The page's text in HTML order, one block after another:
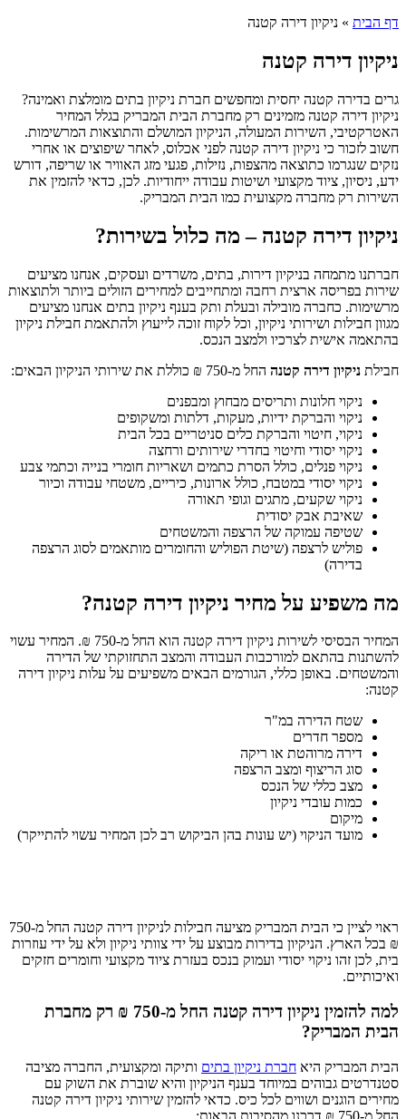
דף הבית » ניקיון דירה קטנה
ניקיון דירה קטנה
גרים בדירה קטנה יחסית ומחפשים חברת ניקיון בתים מומלצת ואמינה?
ניקיון דירה קטנה מזמינים רק מחברת הבית המבריק בגלל המחיר
האטרקטיבי, השירות המעולה, הניקיון המושלם והתוצאות המרשימות.
חשוב לזכור כי ניקיון דירה קטנה לפני אכלוס, לאחר שיפוצים או אחרי
נזקים שנגרמו כתוצאה מהצפות, נזילות, פגעי מזג האוויר או שריפה, דורש
ידע, ניסיון, ציוד מקצועי ושיטות עבודה ייחודיות. לכן, כדאי להזמין את
השירות רק מחברה מקצועית כמו הבית המבריק.
ניקיון דירה קטנה – מה כלול בשירות?
חברתנו מתמחה בניקיון דירות, בתים, משרדים ועסקים, אנחנו מציעים
שירות בפריסה ארצית רחבה ומתחייבים למחירים הזולים ביותר ולתוצאות
מרשימות. כחברה מובילה ובעלת ותק בענף ניקיון בתים אנחנו מציעים
מגוון חבילות ושירותי ניקיון, וכל לקוח זוכה לייעוץ ולהתאמת חבילת ניקיון
בהתאמה אישית לצרכיו ולמצב הנכס.
חבילת ניקיון דירה קטנה החל מ-750 ₪ כוללת את שירותי הניקיון הבאים:
ניקוי חלונות ותריסים מבחוץ ומבפנים
ניקוי והברקת ידיות, מעקות, דלתות ומשקופים
ניקוי, חיטוי והברקת כלים סניטריים בכל הבית
ניקוי יסודי וחיטוי בחדרי שירותים ורחצה
ניקוי פנלים, כולל הסרת כתמים ושאריות חומרי בנייה וכתמי צבע
ניקוי יסודי במטבח, כולל ארונות, כיריים, משטחי עבודה וכיור
ניקוי שקעים, מתגים וגופי תאורה
שאיבת אבק יסודית
שטיפה עמוקה של הרצפה והמשטחים
פוליש לרצפה (שיטת הפוליש והחומרים מותאמים לסוג הרצפה
בדירה)
מה משפיע על מחיר ניקיון דירה קטנה?
המחיר הבסיסי לשירות ניקיון דירה קטנה הוא החל מ-750 ₪. המחיר עשוי
להשתנות בהתאם למורכבות העבודה והמצב התחזוקתי של הדירה
והמשטחים. באופן כללי, הגורמים הבאים משפיעים על עלות ניקיון דירה
קטנה:
שטח הדירה במ"ר
מספר חדרים
דירה מרוהטת או ריקה
סוג הריצוף ומצב הרצפה
מצב כללי של הנכס
כמות עובדי ניקיון
מיקום
מועד הניקוי (יש עונות בהן הביקוש רב לכן המחיר עשוי להתייקר)
ראוי לציין כי הבית המבריק מציעה חבילות לניקיון דירה קטנה החל מ-750
₪ בכל הארץ. הניקיון בדירות מבוצע על ידי צוותי ניקיון ולא על ידי עוזרות
בית, לכן זהו ניקוי יסודי ועמוק בנכס בעזרת ציוד מקצועי וחומרים חזקים
ואיכותיים.
למה להזמין ניקיון דירה קטנה החל מ-750 ₪ רק מחברת
הבית המבריק?
הבית המבריק היא חברת ניקיון בתים ותיקה ומקצועית, החברה מציבה
סטנדרטים גבוהים במיוחד בענף הניקיון והיא שוברת את השוק עם
מחירים הוגנים ושווים לכל כיס. כדאי להזמין שירותי ניקיון דירה קטנה
החל מ-750 ₪ דרכנו מהסיבות הבאות: